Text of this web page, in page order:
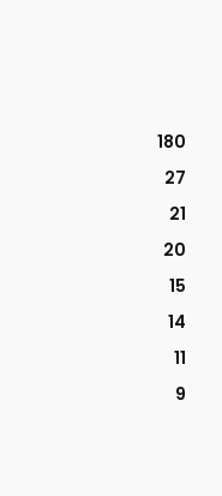
180
27
21
20
15
14
11
9